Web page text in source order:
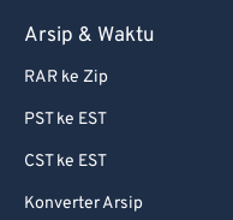
Arsip & Waktu
RAR ke Zip
PST ke EST
CST ke EST
Konverter Arsip